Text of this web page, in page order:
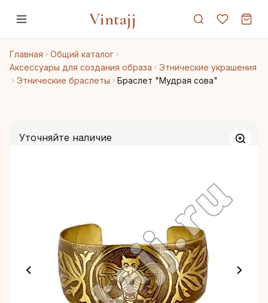
Vintajj
Главная
Общий каталог
Аксессуары для создания образа
Этнические украшения
Этнические браслеты
Браслет "Мудрая сова"
Уточняйте наличие